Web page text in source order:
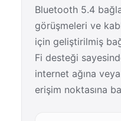
Bluetooth 5.4
görüşmeleri ve
için geliştirilmiş
Fi desteği
internet ağına
erişim noktasına